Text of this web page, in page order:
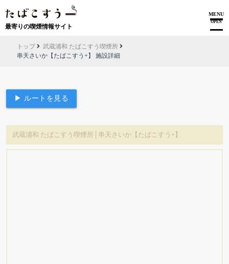
最寄りの喫煙情報サイト
MENU
OPEN
トップ
武蔵浦和 たばこすう喫煙所
串天さいか【たばこすう+】 施設詳細
▶ ルートを見る
武蔵浦和 たばこすう喫煙所│串天さいか【たばこすう+】